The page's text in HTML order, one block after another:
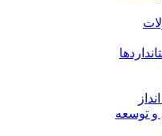
و توسعه